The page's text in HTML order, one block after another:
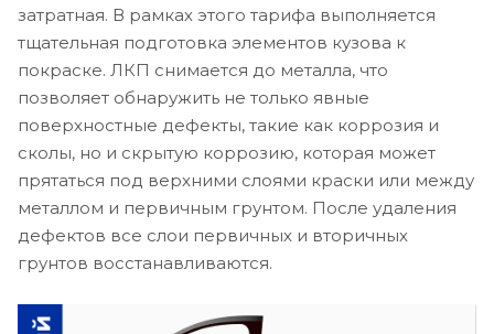
затратная. В рамках этого тарифа выполняется
тщательная подготовка элементов кузова к
покраске. ЛКП снимается до металла, что
позволяет обнаружить не только явные
поверхностные дефекты, такие как коррозия и
сколы, но и скрытую коррозию, которая может
прятаться под верхними слоями краски или между
металлом и первичным грунтом. После удаления
дефектов все слои первичных и вторичных
грунтов восстанавливаются.